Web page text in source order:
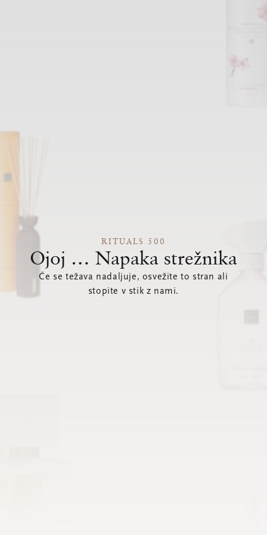
RITUALS 500
Ojoj … Napaka strežnika
Če se težava nadaljuje, osvežite to stran ali
stopite v stik z nami.